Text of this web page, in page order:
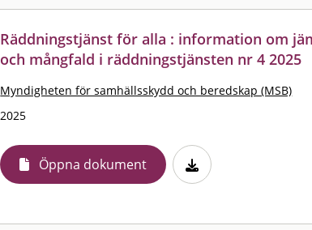
Räddningstjänst för alla : information om
och mångfald i räddningstjänsten nr 4 2025
Myndigheten för samhällsskydd och beredskap (MSB)
2025
Öppna dokument